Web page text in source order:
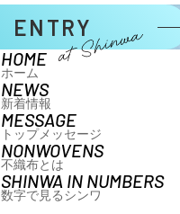
ENTRY
HOME
ホーム
NEWS
新着情報
MESSAGE
トップメッセージ
NONWOVENS
不織布とは
SHINWA IN NUMBERS
数字で見るシンワ